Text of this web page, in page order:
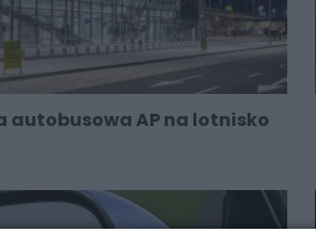
autobusowa AP na lotnisko